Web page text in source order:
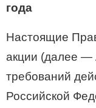
года
Настоящие
акции (далее —
требований
Российской